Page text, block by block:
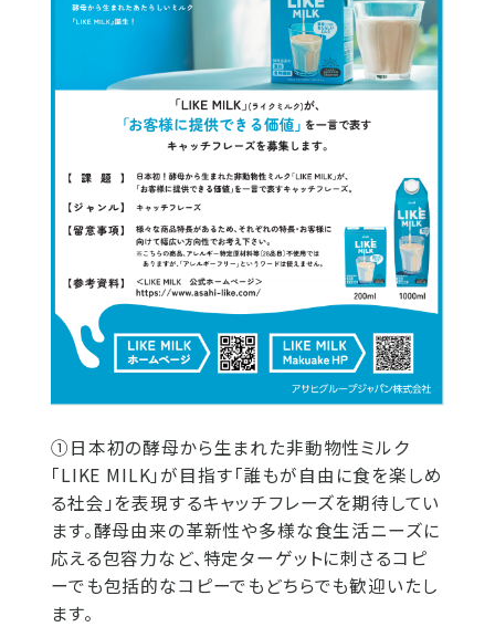
①日本初の酵母から生まれた非動物性ミルク
「LIKE MILK」が目指す「誰もが自由に食を楽しめ
る社会」を表現するキャッチフレーズを期待してい
ます。酵母由来の革新性や多様な食生活ニーズに
応える包容力など、特定ターゲットに刺さるコピ
ーでも包括的なコピーでもどちらでも歓迎いたし
ます。